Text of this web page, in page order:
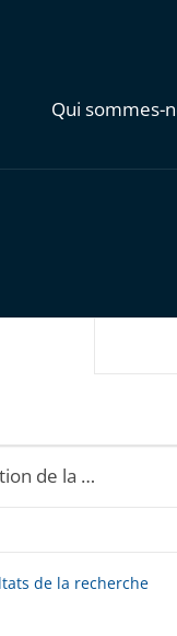
Qui sommes-
de la recherche